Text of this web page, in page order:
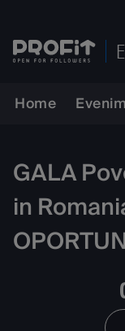
Home
GALA
in